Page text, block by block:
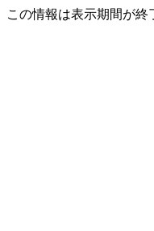
この情報は表示期間が